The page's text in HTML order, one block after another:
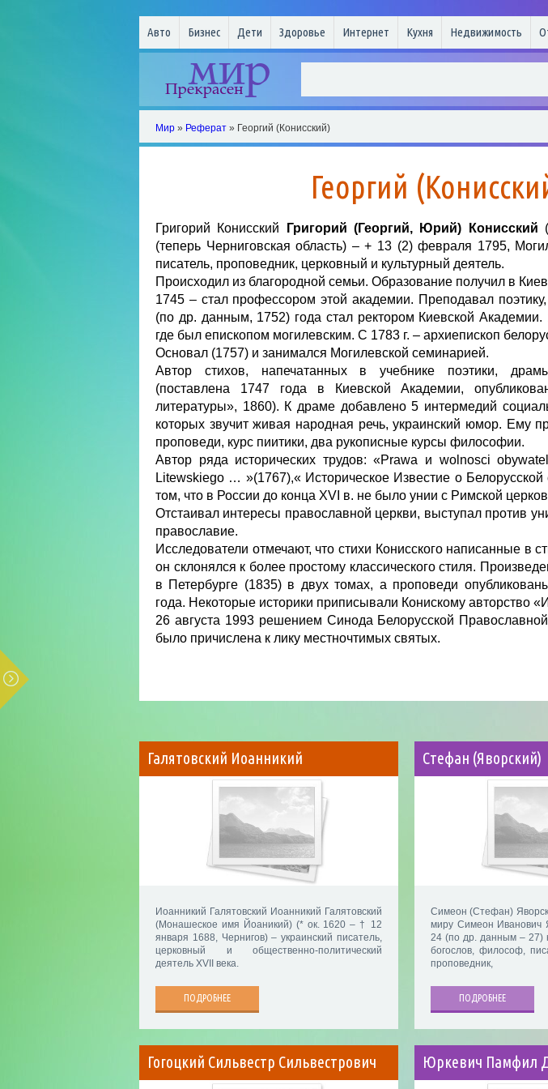
Авто Бизнес Дети Здоровье Интернет Кухня Недвижимость
Мир » Реферат » Георгий (Конисский)
Георгий
Григорий Конисский Григорий (Георгий, Юрий) Конисский
(теперь Черниговская область) – + 13 (2) февраля 1795,
писатель, проповедник, церковный и культурный деятель.
Происходил из благородной семьи. Образование получил в
1745 – стал профессором этой академии. Преподавал
(по др. данным, 1752) года стал ректором Киевской
где был епископом могилевским. С 1783 г. – архиепископ
Основал (1757) и занимался Могилевской семинарией.
Автор стихов, напечатанных в учебнике поэтики,
(поставлена 1747 года в Киевской Академии,
литературы», 1860). К драме добавлено 5 интермедий
которых звучит живая народная речь, украинский юмор. Ему
проповеди, курс пиитики, два рукописные курсы философии.
Автор ряда исторических трудов: «Prawa и wolnosci
Litewskiego … »(1767),« Историческое Известие о
том, что в России до конца XVI в. не было унии с Римской
Отстаивал интересы православной церкви, выступал против
православие.
Исследователи отмечают, что стихи Конисского написанные в
он склонялся к более простому классического стиля.
в Петербурге (1835) в двух томах, а проповеди
года. Некоторые историки приписывали Конискому авторство
26 августа 1993 решением Синода Белорусской
было причислена к лику местночтимых святых.
Галятовский Иоанникий
Иоанникий Галятовский Иоанникий Галятовский
(Монашеское имя Йоаникий) (* ок. 1620 – † 12
января 1688, Чернигов) – украинский писатель,
церковный и общественно-политический
деятель XVII века.
ПОДРОБНЕЕ
Стефан (Яворский)
Симеон (Стефан)
миру Симеон Иванович
24 (по др. данным – 27)
богослов, философ,
проповедник,
ПОДРОБНЕЕ
Гогоцкий Сильвестр Сильвестрович Юркевич Памфил